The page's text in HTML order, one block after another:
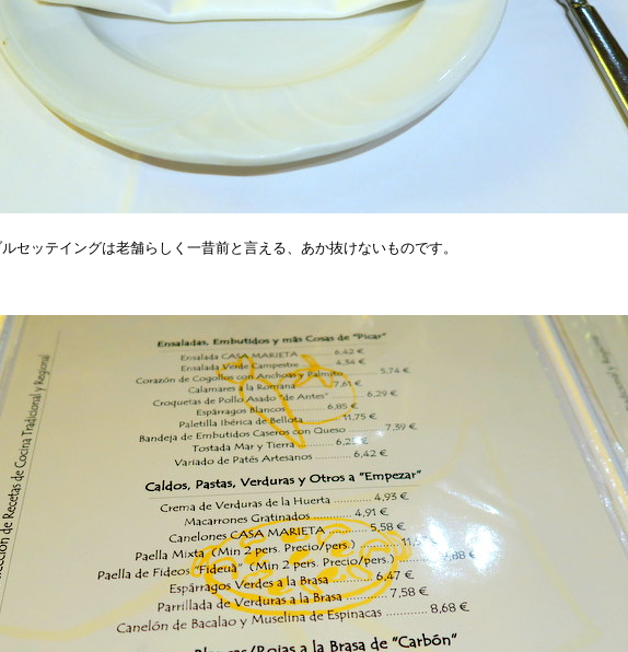
セッテイングは老舗らしく一昔前と言える、あか抜けないものです。